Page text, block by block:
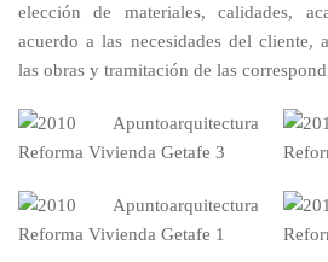
elección de materiales, calidades,
acuerdo a las necesidades del cliente,
las obras y tramitación de las